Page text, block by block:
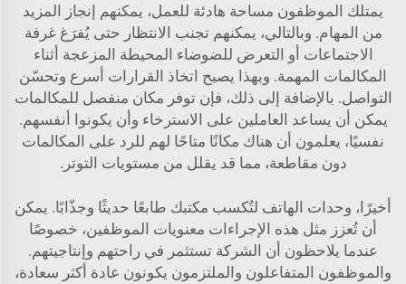
يمتلك الموظفون مساحة هادئة للعمل، يمكنهم إنجاز المزيد
من المهام. وبالتالي، يمكنهم تجنب الانتظار حتى يُفرَغ غرفة
الاجتماعات أو التعرض للضوضاء المحيطة المزعجة أثناء
المكالمات المهمة. وبهذا يصبح اتخاذ القرارات أسرع وتحسّن
التواصل. بالإضافة إلى ذلك، فإن توفر مكان منفصل للمكالمات
يمكن أن يساعد العاملين على الاسترخاء وأن يكونوا أنفسهم.
نفسيًا، يعلمون أن هناك مكانًا متاحًا لهم للرد على المكالمات
دون مقاطعة، مما قد يقلل من مستويات التوتر.
أخيرًا، وحدات الهاتف لتُكسب مكتبك طابعًا حديثًا وجذّابًا. يمكن
أن تُعزز مثل هذه الإجراءات معنويات الموظفين، خصوصًا
عندما يلاحظون أن الشركة تستثمر في راحتهم وإنتاجيتهم.
والموظفون المتفاعلون والملتزمون يكونون عادة أكثر سعادة،